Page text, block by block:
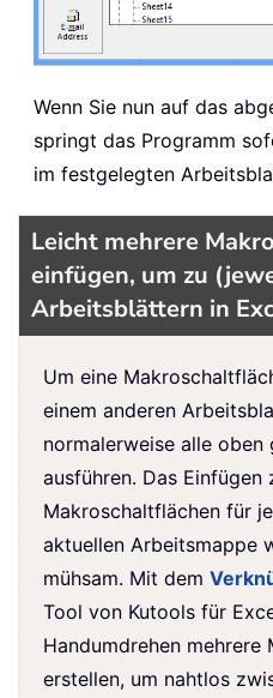
Wenn Sie nun auf das
springt das Programm
im festgelegten
Leicht mehrere
einfügen, um zu
Arbeitsblättern in
Um eine
einem anderen
normalerweise alle
ausführen. Das Einfügen
Makroschaltflächen für
aktuellen Arbeitsmappe
mühsam. Mit dem
Tool von Kutools für
Handumdrehen mehrere
erstellen, um nahtlos